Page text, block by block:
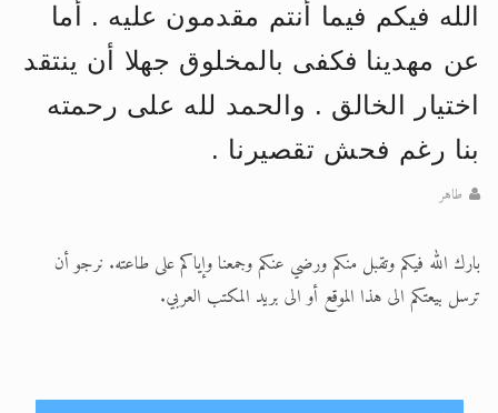
الحجّ.. دلالات، حِكم، وأهداف >> المزيد
اقرأ هذا المقال في أهمية عيد
الله فيكم فيما أنتم مقدمون عليه . أما
عن مهدينا فكفى بالمخلوق جهلا أن ينتقد
اختيار الخالق . والحمد لله على رحمته
بنا رغم فحش تقصيرنا .
طاهر
بارك الله فيكم وتقبل منكم ورضي عنكم وجمعنا وإياكم على طاعته. نرجو أن
ترسل بيعتكم الى هذا الموقع أو الى بريد المكتب العربي.